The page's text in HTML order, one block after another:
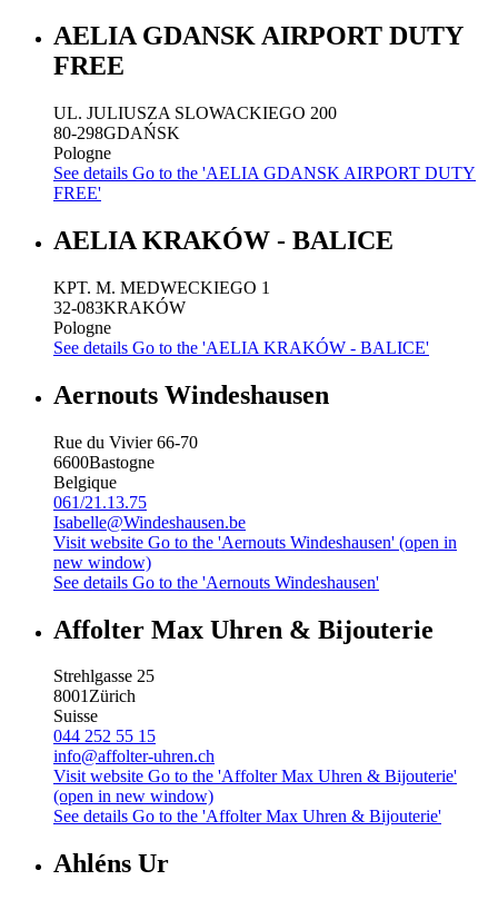
AELIA GDANSK AIRPORT DUTY
FREE
UL. JULIUSZA SLOWACKIEGO 200
80-298GDAŃSK
Pologne
See details Go to the 'AELIA GDANSK AIRPORT DUTY
FREE'
AELIA KRAKÓW - BALICE
KPT. M. MEDWECKIEGO 1
32-083KRAKÓW
Pologne
See details Go to the 'AELIA KRAKÓW - BALICE'
Aernouts Windeshausen
Rue du Vivier 66-70
6600Bastogne
Belgique
061/21.13.75
Isabelle@Windeshausen.be
Visit website Go to the 'Aernouts Windeshausen' (open in
new window)
See details Go to the 'Aernouts Windeshausen'
Affolter Max Uhren & Bijouterie
Strehlgasse 25
8001Zürich
Suisse
044 252 55 15
info@affolter-uhren.ch
Visit website Go to the 'Affolter Max Uhren & Bijouterie'
(open in new window)
See details Go to the 'Affolter Max Uhren & Bijouterie'
Ahléns Ur